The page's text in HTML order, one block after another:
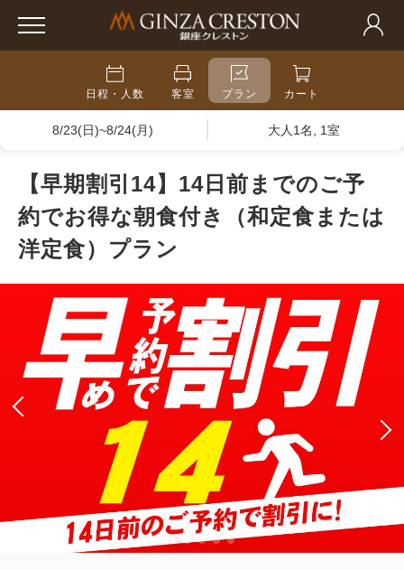
日程・人数 客室 プラン カート
8/23(日)~8/24(月) 大人1名, 1室
【早期割引14】14日前までのご予
約でお得な朝食付き（和定食または
洋定食）プラン